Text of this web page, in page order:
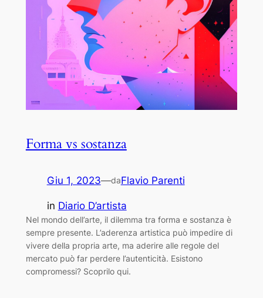
Forma vs sostanza
Giu 1, 2023—daFlavio Parenti
in Diario D’artista
Nel mondo dell’arte, il dilemma tra forma e sostanza è
sempre presente. L’aderenza artistica può impedire di
vivere della propria arte, ma aderire alle regole del
mercato può far perdere l’autenticità. Esistono
compromessi? Scoprilo qui.